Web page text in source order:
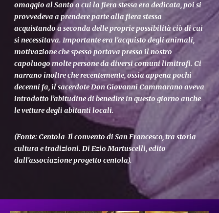
omaggio al Santo a cui la fiera stessa era dedicata, poi si
provvedeva a prendere parte alla fiera stessa
acquistando a seconda delle proprie possibilità ciò di cui
si necessitava. Importante era l’acquisto degli animali,
motivazione che spesso portava presso il nostro
capoluogo molte persone da diversi comuni limitrofi. Ci
narrano inoltre che recentemente, ossia appena pochi
decenni fa, il sacerdote Don Giovanni Cammarano aveva
introdotto l’abitudine di benedire in questo giorno anche
le vetture degli abitanti locali.
(Fonte: Centola-Il convento di San Francesco, tra storia
cultura e tradizioni. Di Ezio Martuscelli, edito
dall’associazione progetto centola).